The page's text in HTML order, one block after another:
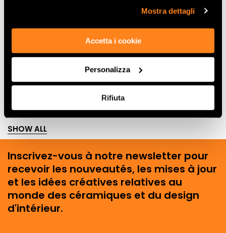
Mostra dettagli
Accetta i cookie
Personalizza
Rifiuta
SHOW ALL
Inscrivez-vous à notre newsletter pour
recevoir les nouveautés, les mises à jour
et les idées créatives relatives au
monde des céramiques et du design
d'intérieur.